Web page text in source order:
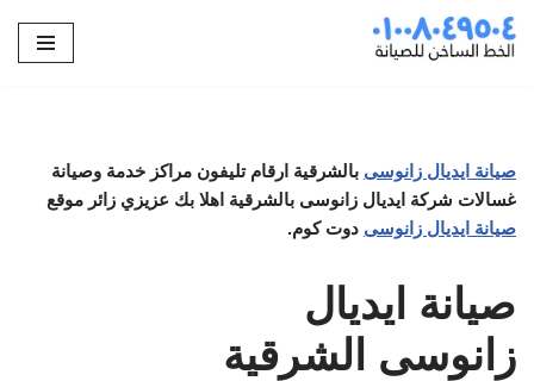
تخطى
صيانة ايديال زانوسى بالشرقية ارقام تليفون مراكز خدمة وصيانة
غسالات شركة ايديال زانوسى بالشرقية اهلا بك عزيزي زائر موقع
صيانة ايديال زانوسى دوت كوم.
صيانة ايديال
زانوسى الشرقية